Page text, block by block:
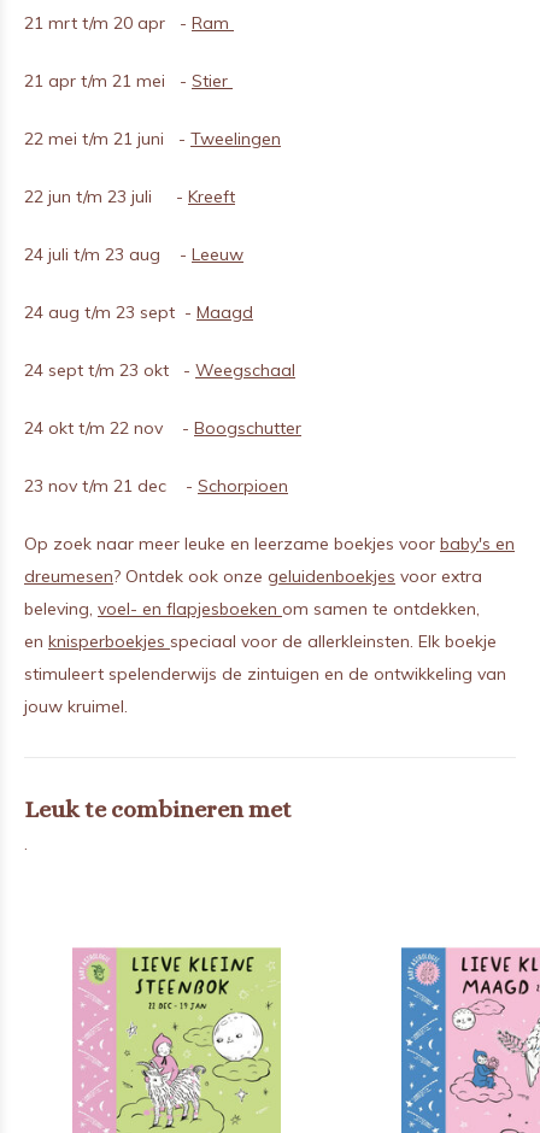
21 mrt t/m 20 apr - Ram
21 apr t/m 21 mei - Stier
22 mei t/m 21 juni - Tweelingen
22 jun t/m 23 juli - Kreeft
24 juli t/m 23 aug - Leeuw
24 aug t/m 23 sept - Maagd
24 sept t/m 23 okt - Weegschaal
24 okt t/m 22 nov - Boogschutter
23 nov t/m 21 dec - Schorpioen
Op zoek naar meer leuke en leerzame boekjes voor baby's en
dreumesen? Ontdek ook onze geluidenboekjes voor extra
beleving, voel- en flapjesboeken om samen te ontdekken,
en knisperboekjes speciaal voor de allerkleinsten. Elk boekje
stimuleert spelenderwijs de zintuigen en de ontwikkeling van
jouw kruimel.
Leuk te combineren met
.